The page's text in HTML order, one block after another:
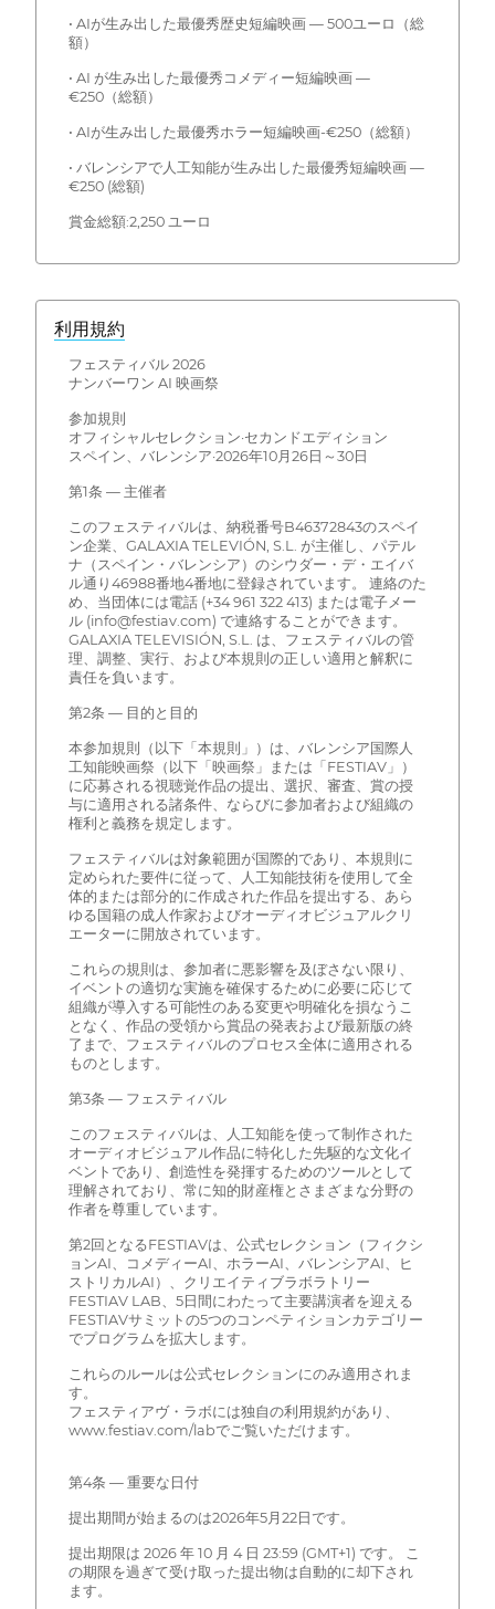
• AIが生み出した最優秀歴史短編映画 — 500ユーロ（総
額）
• AI が生み出した最優秀コメディー短編映画 —
€250（総額）
• AIが生み出した最優秀ホラー短編映画-€250（総額）
• バレンシアで人工知能が生み出した最優秀短編映画 —
€250 (総額)
賞金総額:2,250 ユーロ
利用規約
フェスティバル 2026
ナンバーワン AI 映画祭
参加規則
オフィシャルセレクション·セカンドエディション
スペイン、バレンシア·2026年10月26日～30日
第1条 — 主催者
このフェスティバルは、納税番号B46372843のスペイ
ン企業、GALAXIA TELEVIÓN, S.L. が主催し、パテル
ナ（スペイン・バレンシア）のシウダー・デ・エイバ
ル通り46988番地4番地に登録されています。 連絡のた
め、当団体には電話 (+34 961 322 413) または電子メー
ル (info@festiav.com) で連絡することができます。
GALAXIA TELEVISIÓN, S.L. は、フェスティバルの管
理、調整、実行、および本規則の正しい適用と解釈に
責任を負います。
第2条 — 目的と目的
本参加規則（以下「本規則」）は、バレンシア国際人
工知能映画祭（以下「映画祭」または「FESTIAV」）
に応募される視聴覚作品の提出、選択、審査、賞の授
与に適用される諸条件、ならびに参加者および組織の
権利と義務を規定します。
フェスティバルは対象範囲が国際的であり、本規則に
定められた要件に従って、人工知能技術を使用して全
体的または部分的に作成された作品を提出する、あら
ゆる国籍の成人作家およびオーディオビジュアルクリ
エーターに開放されています。
これらの規則は、参加者に悪影響を及ぼさない限り、
イベントの適切な実施を確保するために必要に応じて
組織が導入する可能性のある変更や明確化を損なうこ
となく、作品の受領から賞品の発表および最新版の終
了まで、フェスティバルのプロセス全体に適用される
ものとします。
第3条 — フェスティバル
このフェスティバルは、人工知能を使って制作された
オーディオビジュアル作品に特化した先駆的な文化イ
ベントであり、創造性を発揮するためのツールとして
理解されており、常に知的財産権とさまざまな分野の
作者を尊重しています。
第2回となるFESTIAVは、公式セレクション（フィクシ
ョンAI、コメディーAI、ホラーAI、バレンシアAI、ヒ
ストリカルAI）、クリエイティブラボラトリー
FESTIAV LAB、5日間にわたって主要講演者を迎える
FESTIAVサミットの5つのコンペティションカテゴリー
でプログラムを拡大します。
これらのルールは公式セレクションにのみ適用されま
す。
フェスティアヴ・ラボには独自の利用規約があり、
www.festiav.com/labでご覧いただけます。
第4条 — 重要な日付
提出期間が始まるのは2026年5月22日です。
提出期限は 2026 年 10 月 4 日 23:59 (GMT+1) です。 こ
の期限を過ぎて受け取った提出物は自動的に却下され
ます。